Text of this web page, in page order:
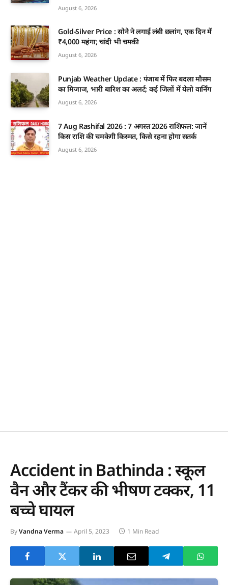
August 6, 2026
Gold-Silver Price : सोने ने लगाई लंबी छलांग, एक दिन में
₹4,000 महंगा; चांदी भी चमकी
August 6, 2026
Punjab Weather Update : पंजाब में फिर बदला मौसम
का मिजाज, भारी बारिश का अलर्ट; कई जिलों में येलो वार्निंग
August 6, 2026
7 Aug Rashifal 2026 : 7 अगस्त 2026 राशिफल: जानें
किस राशि की चमकेगी किस्मत, किसे रहना होगा सतर्क
August 6, 2026
Accident in Bathinda : स्कूल
वैन और टैंकर की भीषण टक्कर, 11
बच्चे घायल
ByVandna Verma April 5, 2023 1 Min Read